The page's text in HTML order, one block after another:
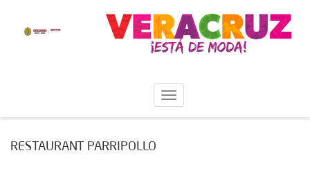
RESTAURANT PARRIPOLLO